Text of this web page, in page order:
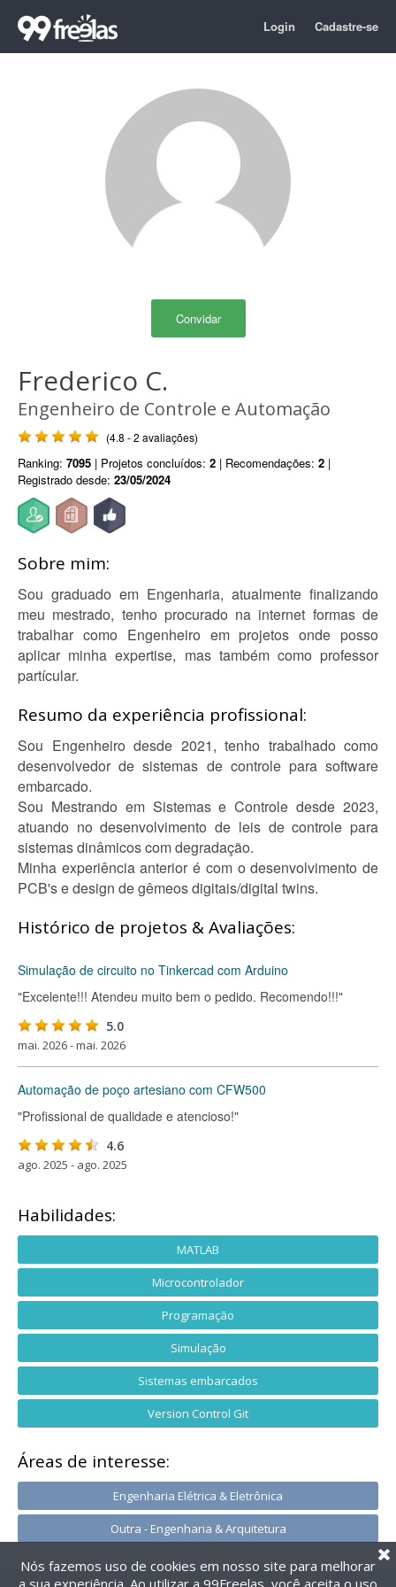
Login Cadastre-se
Convidar
Frederico C.
Engenheiro de Controle e Automação
(4.8 - 2 avaliações)
Ranking: 7095 | Projetos concluídos: 2 | Recomendações: 2 |
Registrado desde: 23/05/2024
Sobre mim:
Sou graduado em Engenharia, atualmente finalizando
meu mestrado, tenho procurado na internet formas de
trabalhar como Engenheiro em projetos onde posso
aplicar minha expertise, mas também como professor
partícular.
Resumo da experiência profissional:
Sou Engenheiro desde 2021, tenho trabalhado como
desenvolvedor de sistemas de controle para software
embarcado.
Sou Mestrando em Sistemas e Controle desde 2023,
atuando no desenvolvimento de leis de controle para
sistemas dinâmicos com degradação.
Minha experiência anterior é com o desenvolvimento de
PCB's e design de gêmeos digitais/digital twins.
Histórico de projetos & Avaliações:
Simulação de circuito no Tinkercad com Arduino
"Excelente!!! Atendeu muito bem o pedido. Recomendo!!!"
5.0
mai. 2026 - mai. 2026
Automação de poço artesiano com CFW500
"Profissional de qualidade e atencioso!"
4.6
ago. 2025 - ago. 2025
Habilidades:
MATLAB
Microcontrolador
Programação
Simulação
Sistemas embarcados
Version Control Git
Áreas de interesse:
Engenharia Elétrica & Eletrônica
Outra - Engenharia & Arquitetura
Nós fazemos uso de cookies em nosso site para melhorar
a sua experiência. Ao utilizar a 99Freelas, você aceita o uso